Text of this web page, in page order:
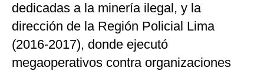
dedicadas a la minería ilegal, y la
dirección de la Región Policial Lima
(2016-2017), donde ejecutó
megaoperativos contra organizaciones